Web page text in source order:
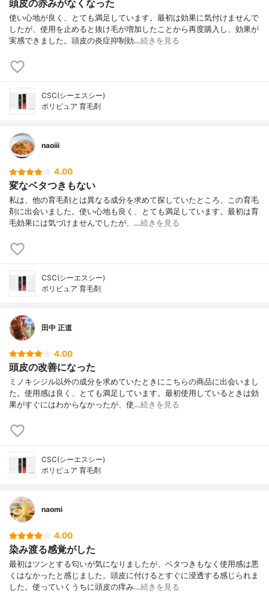
頭皮の赤みがなくなった
使い心地が良く、とても満足しています。最初は効果に気付けませんで
したが、使用を止めると抜け毛が増加したことから再度購入し、効果が
実感できました。頭皮の炎症抑制効…続きを見る
CSC(シーエスシー)
ポリピュア 育毛剤
naoiii
4.00
変なベタつきもない
私は、他の育毛剤とは異なる成分を求めて探していたところ、この育毛
剤に出会いました。使い心地も良く、とても満足しています。最初は育
毛効果には気づけませんでしたが、…続きを見る
CSC(シーエスシー)
ポリピュア 育毛剤
田中 正道
4.00
頭皮の改善になった
ミノキシジル以外の成分を求めていたときにこちらの商品に出会いまし
た。使用感は良く、とても満足しています。最初使用しているときは効
果がすぐにはわからなかったが、使…続きを見る
CSC(シーエスシー)
ポリピュア 育毛剤
naomi
4.00
染み渡る感覚がした
最初はツンとする匂いが気になりましたが、ベタつきもなく使用感は悪
くはなかったと感じました。頭皮に付けるとすぐに浸透する感じられま
した。使っていくうちに頭皮の痒み…続きを見る